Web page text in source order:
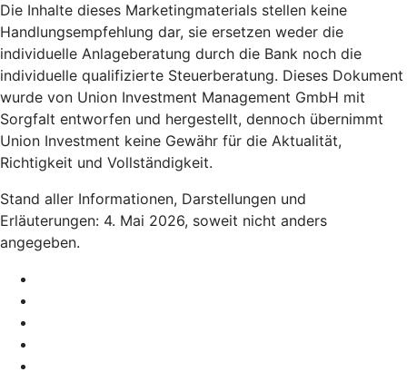
Die Inhalte dieses Marketingmaterials stellen keine
Handlungsempfehlung dar, sie ersetzen weder die
individuelle Anlageberatung durch die Bank noch die
individuelle qualifizierte Steuerberatung. Dieses Dokument
wurde von Union Investment Management GmbH mit
Sorgfalt entworfen und hergestellt, dennoch übernimmt
Union Investment keine Gewähr für die Aktualität,
Richtigkeit und Vollständigkeit.
Stand aller Informationen, Darstellungen und
Erläuterungen: 4. Mai 2026, soweit nicht anders
angegeben.